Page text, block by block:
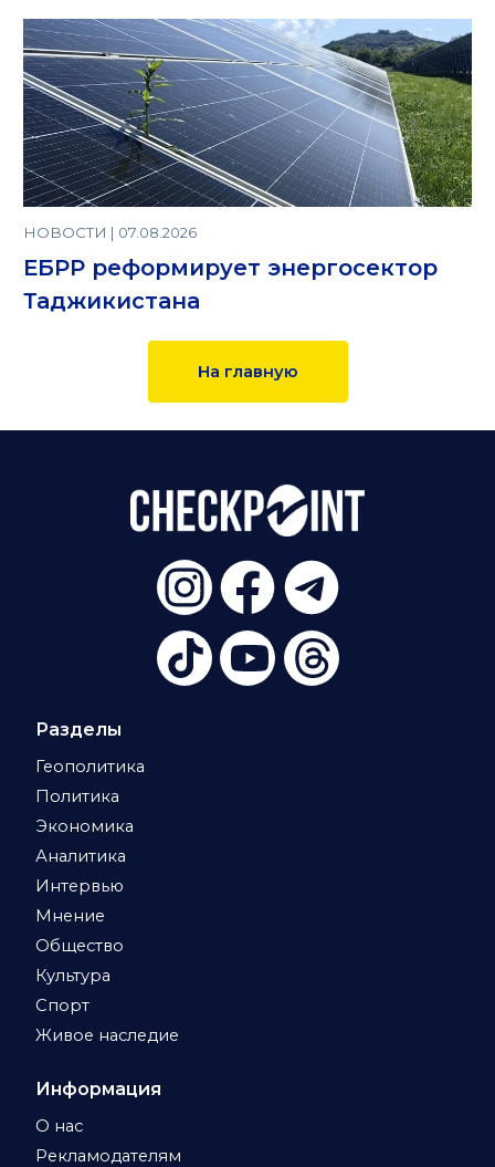
НОВОСТИ | 07.08.2026
ЕБРР реформирует энергосектор
Таджикистана
На главную
Разделы
Геополитика
Политика
Экономика
Аналитика
Интервью
Мнение
Общество
Культура
Спорт
Живое наследие
Информация
О нас
Рекламодателям